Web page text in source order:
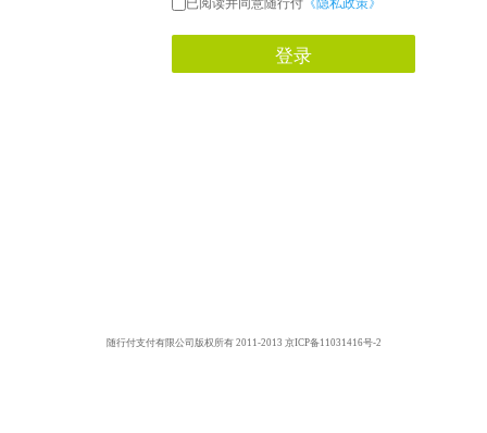
已阅读并同意随行付 《隐私政策》
登录
随行付支付有限公司版权所有 2011-2013 京ICP备11031416号-2